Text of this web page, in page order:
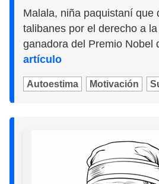
Malala, niña paquistaní que
talibanes por el derecho a
ganadora del Premio Nobel
artículo
Autoestima Motivación